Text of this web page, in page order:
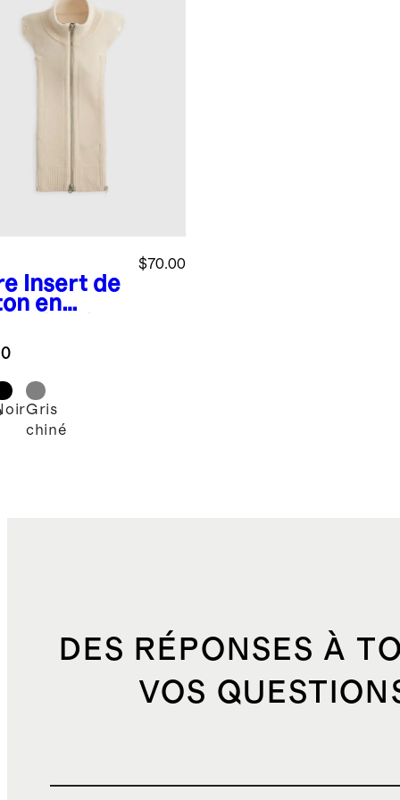
Insert de
en
100 %
col côtelé
$70.00
Gris
chiné
DES RÉPONSES À
VOS